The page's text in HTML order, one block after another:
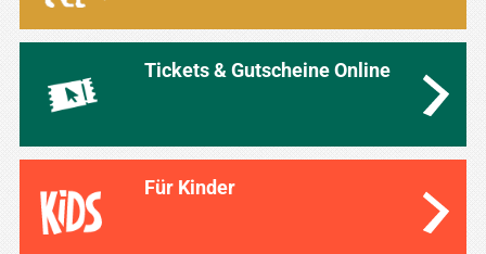
Tickets & Gutscheine Online
Für Kinder